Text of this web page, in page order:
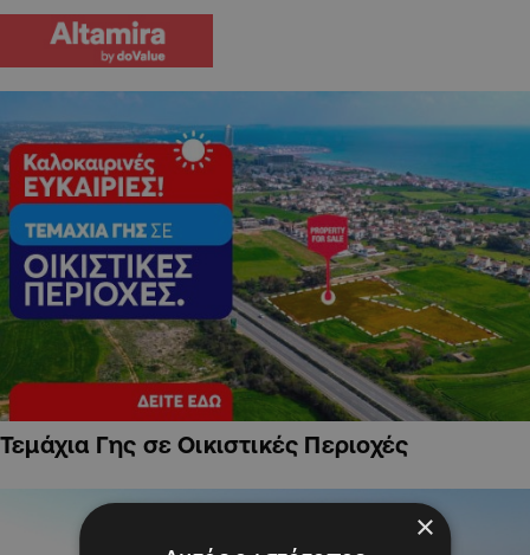
Τεμάχια Γης σε Οικιστικές Περιοχές
×